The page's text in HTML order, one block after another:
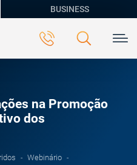
BUSINESS
na Promoção
dos
Webinário